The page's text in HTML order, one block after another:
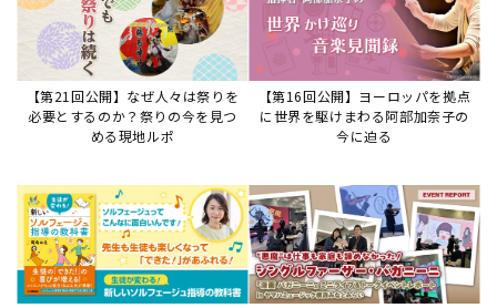
【第21回公開】なぜ人々は祭りを
必要とするのか？祭りの今を見つ
める現地ルポ
【第16回公開】ヨーロッパを拠点
に世界を駆けまわる阿部加奈子の
今に迫る